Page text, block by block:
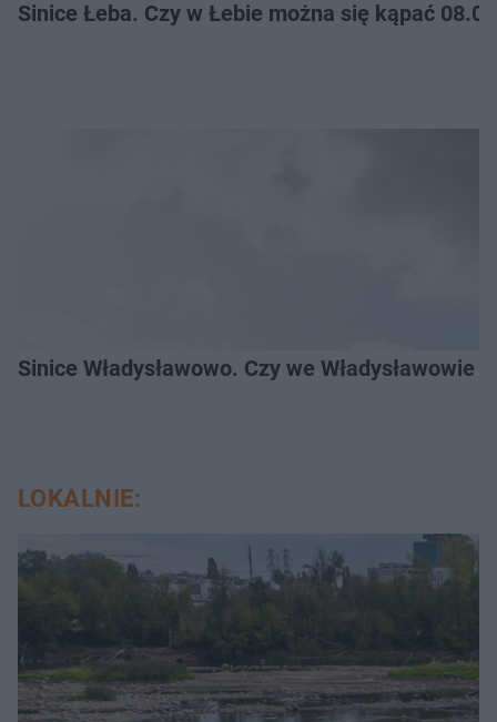
Sinice Łeba. Czy w Łebie można się kąpać
Sinice Władysławowo. Czy we
LOKALNIE: